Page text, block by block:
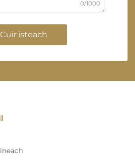
0/1000
Cuir isteach